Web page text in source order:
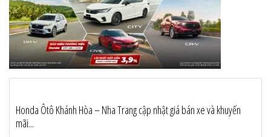
Honda Ôtô Khánh Hòa – Nha Trang cập nhật giá bán xe và khuyến
mãi...